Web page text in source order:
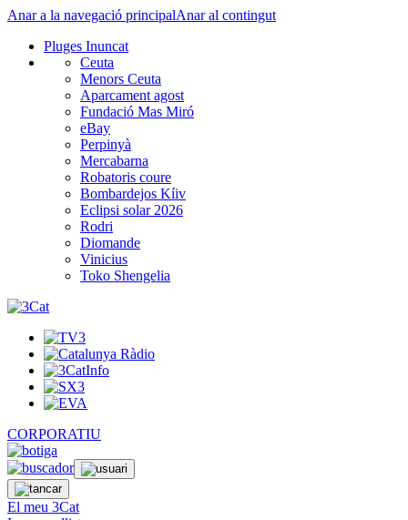
Anar a la navegació principalAnar al contingut
Pluges Inuncat
Ceuta
Menors Ceuta
Aparcament agost
Fundació Mas Miró
eBay
Perpinyà
Mercabarna
Robatoris coure
Bombardejos Kíiv
Eclipsi solar 2026
Rodri
Diomande
Vinicius
Toko Shengelia
CORPORATIU
El meu 3Cat